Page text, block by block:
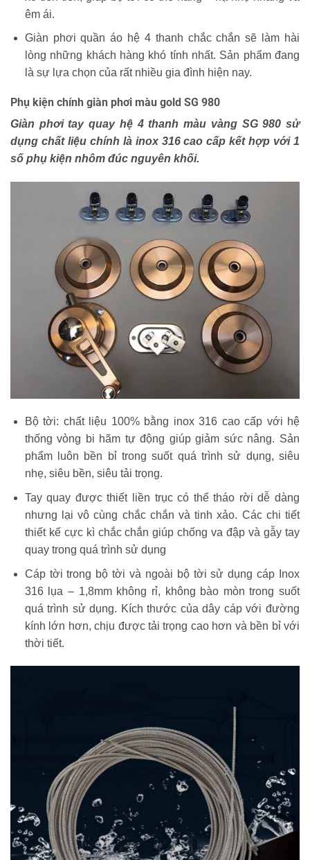
êm ái.
Giàn phơi quần áo hệ 4 thanh chắc chắn sẽ làm hài
lòng những khách hàng khó tính nhất. Sản phẩm đang
là sự lựa chọn của rất nhiều gia đình hiện nay.
Phụ kiện chính giàn phơi màu gold SG 980
Giàn phơi tay quay hệ 4 thanh màu vàng SG 980 sử
dụng chất liệu chính là inox 316 cao cấp kết hợp với 1
số phụ kiện nhôm đúc nguyên khối.
Bộ tời: chất liệu 100% bằng inox 316 cao cấp với hệ
thống vòng bi hãm tự động giúp giảm sức nâng. Sản
phẩm luôn bền bỉ trong suốt quá trình sử dụng, siêu
nhẹ, siêu bền, siêu tải trọng.
Tay quay được thiết liền trục có thể tháo rời dễ dàng
nhưng lại vô cùng chắc chắn và tinh xảo. Các chi tiết
thiết kế cực kì chắc chắn giúp chống va đập và gẫy tay
quay trong quá trình sử dụng
Cáp tời trong bộ tời và ngoài bộ tời sử dụng cáp Inox
316 lụa – 1,8mm không rỉ, không bào mòn trong suốt
quá trình sử dụng. Kích thước của dây cáp với đường
kính lớn hơn, chịu được tải trọng cao hơn và bền bỉ với
thời tiết.